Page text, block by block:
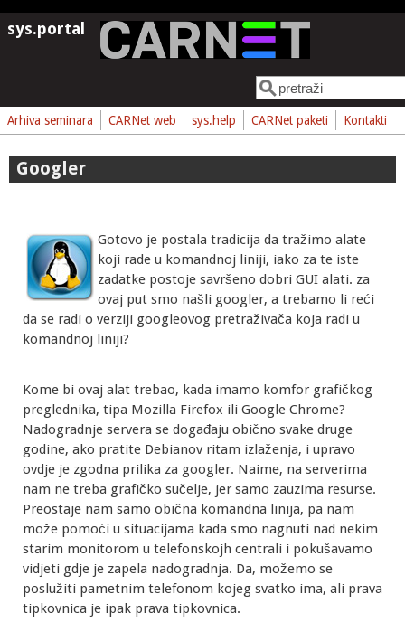
Skoči na glavni sadržaj
sys.portal
Obrazac pretrage
Pretraga
Arhiva seminara CARNet web sys.help CARNet paketi Kontakti
Googler
Gotovo je postala tradicija da tražimo alate
koji rade u komandnoj liniji, iako za te iste
zadatke postoje savršeno dobri GUI alati. za
ovaj put smo našli googler, a trebamo li reći
da se radi o verziji googleovog pretraživača koja radi u
komandnoj liniji?
Kome bi ovaj alat trebao, kada imamo komfor grafičkog
preglednika, tipa Mozilla Firefox ili Google Chrome?
Nadogradnje servera se događaju obično svake druge
godine, ako pratite Debianov ritam izlaženja, i upravo
ovdje je zgodna prilika za googler. Naime, na serverima
nam ne treba grafičko sučelje, jer samo zauzima resurse.
Preostaje nam samo obična komandna linija, pa nam
može pomoći u situacijama kada smo nagnuti nad nekim
starim monitorom u telefonskojh centrali i pokušavamo
vidjeti gdje je zapela nadogradnja. Da, možemo se
poslužiti pametnim telefonom kojeg svatko ima, ali prava
tipkovnica je ipak prava tipkovnica.